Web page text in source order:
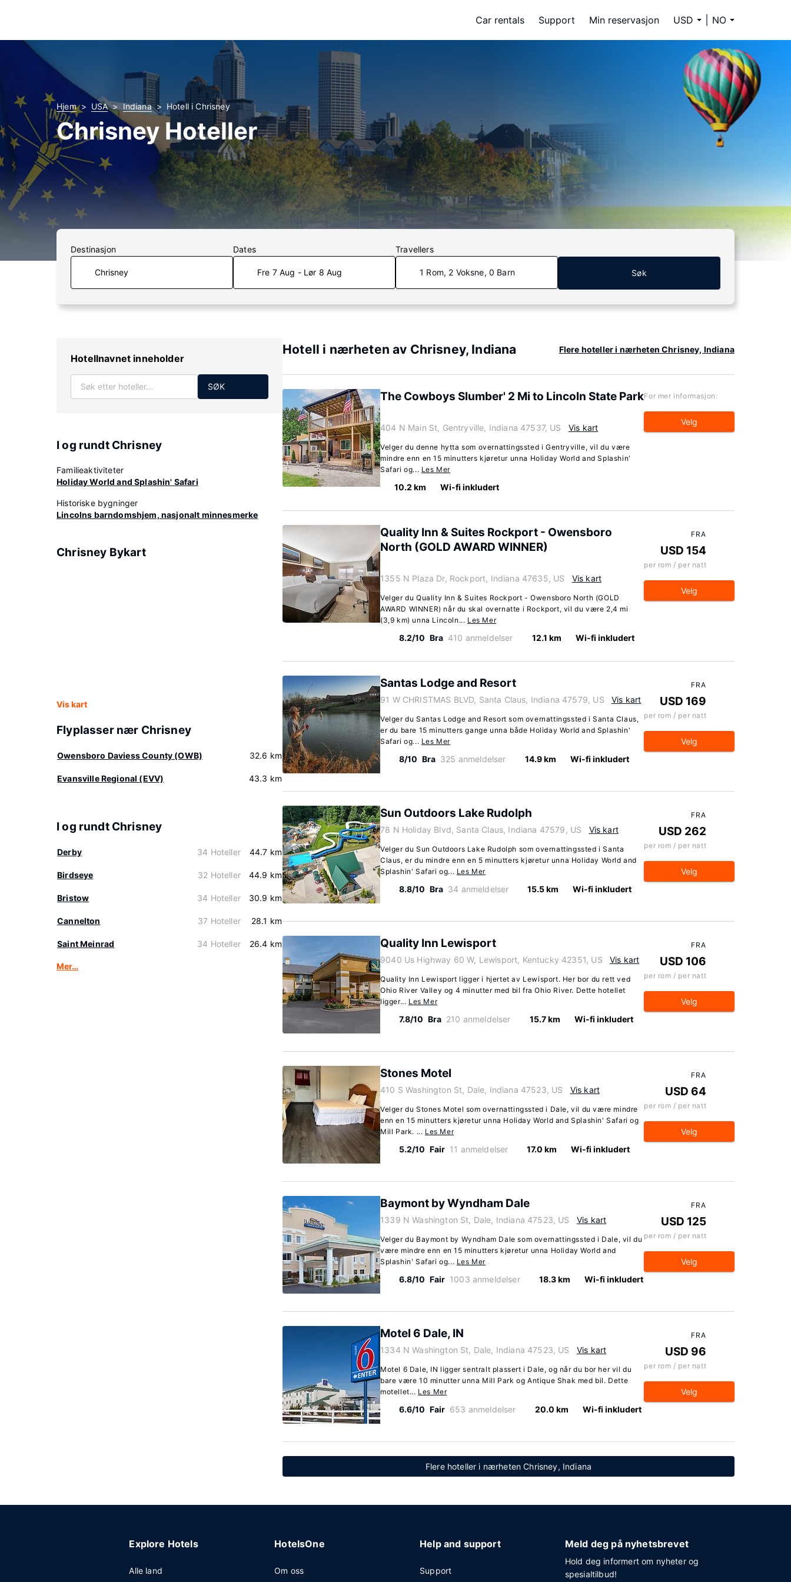
Car rentals Support Min reservasjon USD NO
Hjem USA Indiana Hotell i Chrisney
Chrisney Hoteller
Destinasjon Dates
Fre 7 Aug - Lør 8 Aug
Travellers
1 Rom, 2 Voksne, 0 Barn Søk
Hotellnavnet inneholder
SØK
I og rundt Chrisney
Familieaktiviteter
Holiday World and Splashin' Safari
Historiske bygninger
Lincolns barndomshjem, nasjonalt minnesmerke
Chrisney Bykart
Vis kart
Flyplasser nær Chrisney
Owensboro Daviess County (OWB) 32.6 km
Evansville Regional (EVV) 43.3 km
I og rundt Chrisney
Derby 34 Hoteller 44.7 km
Birdseye 32 Hoteller 44.9 km
Bristow 34 Hoteller 30.9 km
Cannelton 37 Hoteller 28.1 km
Saint Meinrad 34 Hoteller 26.4 km
Mer…
Hotell i nærheten av Chrisney, Indiana Flere hoteller i nærheten Chrisney, Indiana
The Cowboys Slumber' 2 Mi to Lincoln State Park
404 N Main St, Gentryville, Indiana 47537, US Vis kart
Velger du denne hytta som overnattingssted i Gentryville, vil du være
mindre enn en 15 minutters kjøretur unna Holiday World and Splashin'
Safari og... Les Mer
10.2 km Wi-fi inkludert
For mer informasjon:
Velg
Quality Inn & Suites Rockport - Owensboro
North (GOLD AWARD WINNER)
1355 N Plaza Dr, Rockport, Indiana 47635, US Vis kart
Velger du Quality Inn & Suites Rockport - Owensboro North (GOLD
AWARD WINNER) når du skal overnatte i Rockport, vil du være 2,4 mi
(3,9 km) unna Lincoln... Les Mer
8.2/10 Bra 410 anmeldelser 12.1 km Wi-fi inkludert
FRA
USD 154
per rom / per natt
Velg
Santas Lodge and Resort
91 W CHRISTMAS BLVD, Santa Claus, Indiana 47579, US Vis kart
Velger du Santas Lodge and Resort som overnattingssted i Santa Claus,
er du bare 15 minutters gange unna både Holiday World and Splashin'
Safari og... Les Mer
8/10 Bra 325 anmeldelser 14.9 km Wi-fi inkludert
FRA
USD 169
per rom / per natt
Velg
Sun Outdoors Lake Rudolph
78 N Holiday Blvd, Santa Claus, Indiana 47579, US Vis kart
Velger du Sun Outdoors Lake Rudolph som overnattingssted i Santa
Claus, er du mindre enn en 5 minutters kjøretur unna Holiday World and
Splashin' Safari og... Les Mer
8.8/10 Bra 34 anmeldelser 15.5 km Wi-fi inkludert
FRA
USD 262
per rom / per natt
Velg
Quality Inn Lewisport
9040 Us Highway 60 W, Lewisport, Kentucky 42351, US Vis kart
Quality Inn Lewisport ligger i hjertet av Lewisport. Her bor du rett ved
Ohio River Valley og 4 minutter med bil fra Ohio River. Dette hotellet
ligger... Les Mer
7.8/10 Bra 210 anmeldelser 15.7 km Wi-fi inkludert
FRA
USD 106
per rom / per natt
Velg
Stones Motel
410 S Washington St, Dale, Indiana 47523, US Vis kart
Velger du Stones Motel som overnattingssted i Dale, vil du være mindre
enn en 15 minutters kjøretur unna Holiday World and Splashin' Safari og
Mill Park. ... Les Mer
5.2/10 Fair 11 anmeldelser 17.0 km Wi-fi inkludert
FRA
USD 64
per rom / per natt
Velg
Baymont by Wyndham Dale
1339 N Washington St, Dale, Indiana 47523, US Vis kart
Velger du Baymont by Wyndham Dale som overnattingssted i Dale, vil du
være mindre enn en 15 minutters kjøretur unna Holiday World and
Splashin' Safari og... Les Mer
6.8/10 Fair 1003 anmeldelser 18.3 km Wi-fi inkludert
FRA
USD 125
per rom / per natt
Velg
Motel 6 Dale, IN
1334 N Washington St, Dale, Indiana 47523, US Vis kart
Motel 6 Dale, IN ligger sentralt plassert i Dale, og når du bor her vil du
bare være 10 minutter unna Mill Park og Antique Shak med bil. Dette
motellet... Les Mer
6.6/10 Fair 653 anmeldelser 20.0 km Wi-fi inkludert
FRA
USD 96
per rom / per natt
Velg
Flere hoteller i nærheten Chrisney, Indiana
Explore Hotels
Alle land
HotelsOne
Om oss
Help and support
Support
Meld deg på nyhetsbrevet
Hold deg informert om nyheter og
spesialtilbud!